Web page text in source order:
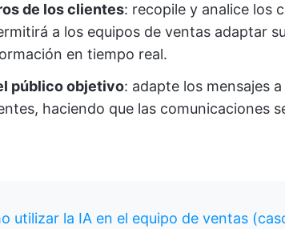
de los clientes: recopile y analice los
a los equipos de ventas adaptar
en tiempo real.
público objetivo: adapte los mensajes
haciendo que las comunicaciones
utilizar la IA en el equipo de ventas